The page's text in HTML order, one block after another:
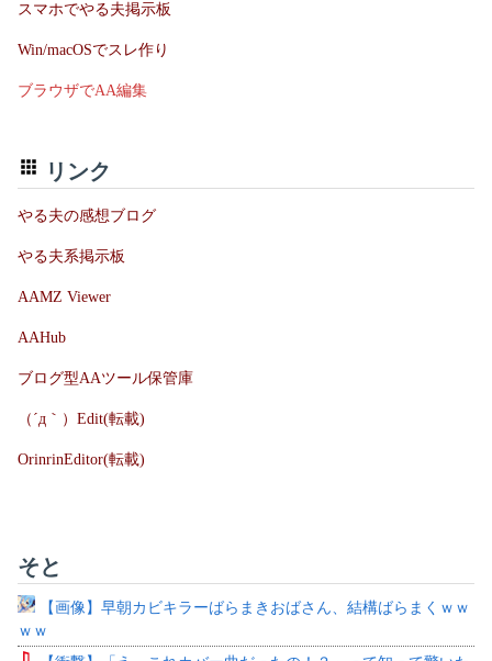
スマホでやる夫掲示板
Win/macOSでスレ作り
ブラウザでAA編集
リンク
やる夫の感想ブログ
やる夫系掲示板
AAMZ Viewer
AAHub
ブログ型AAツール保管庫
（´д｀）Edit(転載)
OrinrinEditor(転載)
そと
【画像】早朝カビキラーばらまきおばさん、結構ばらまくｗｗ
ｗｗ